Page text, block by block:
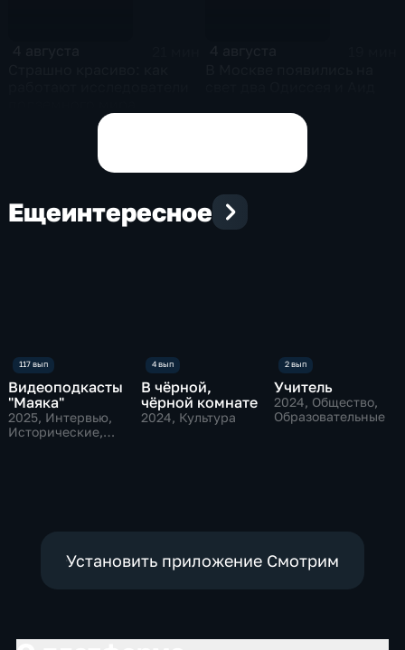
Ещеинтересное
Видеоподкасты
"Маяка"
2025, Интервью,
Исторические,
В чёрной,
чёрной комнате
2024, Культура
Учитель
2024, Общество,
Образовательные
Установить приложение Смотрим